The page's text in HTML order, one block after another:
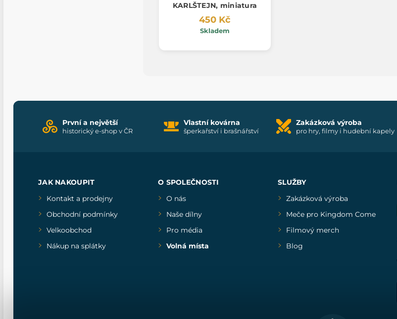
KARLŠTEJN, miniatura
450 Kč
Skladem
První a největší
historický e-shop v ČR
Vlastní kovárna
šperkařství i brašnářství
Zakázková výroba
pro hry, filmy i hudební kapely
JAK NAKOUPIT
Kontakt a prodejny
Obchodní podmínky
Velkoobchod
Nákup na splátky
O SPOLEČNOSTI
O nás
Naše dílny
Pro média
Volná místa
SLUŽBY
Zakázková výroba
Meče pro Kingdom Come
Filmový merch
Blog